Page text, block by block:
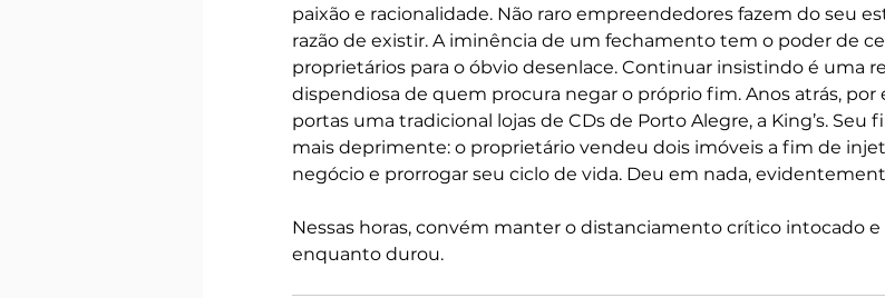
paixão e racionalidade. Não raro empreendedores fazem do seu
razão de existir. A iminência de um fechamento tem o poder de
proprietários para o óbvio desenlace. Continuar insistindo é uma
dispendiosa de quem procura negar o próprio fim. Anos atrás, por
portas uma tradicional lojas de CDs de Porto Alegre, a King’s. Seu
mais deprimente: o proprietário vendeu dois imóveis a fim de
negócio e prorrogar seu ciclo de vida. Deu em nada,
Nessas horas, convém manter o distanciamento crítico intocado e
enquanto durou.